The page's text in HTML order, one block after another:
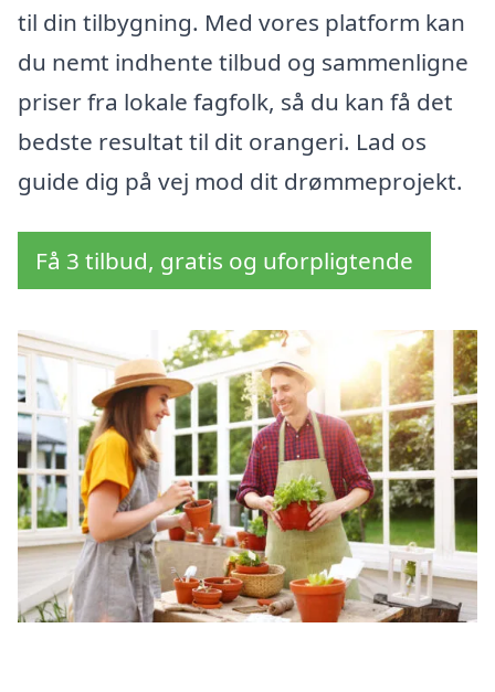
til din tilbygning. Med vores platform kan
du nemt indhente tilbud og sammenligne
priser fra lokale fagfolk, så du kan få det
bedste resultat til dit orangeri. Lad os
guide dig på vej mod dit drømmeprojekt.
Få 3 tilbud, gratis og uforpligtende